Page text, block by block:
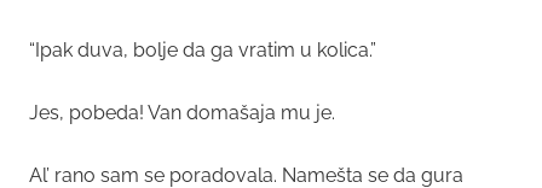
“Ipak duva, bolje da ga vratim u kolica.”
Jes, pobeda! Van domašaja mu je.
Al’ rano sam se poradovala. Namešta se da gura